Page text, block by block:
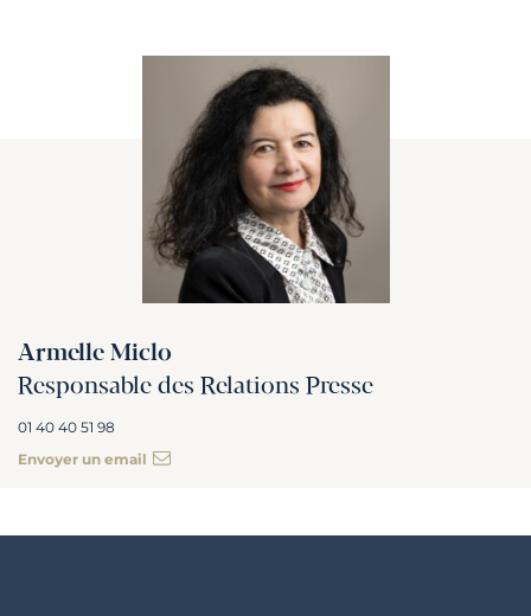
Armelle Miclo
Responsable des Relations Presse
01 40 40 51 98
Envoyer un email